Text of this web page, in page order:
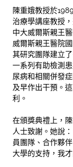
陳重娥教授於
治療學講座教授
中大威爾斯親王
威爾斯親王醫院
其研究團隊建立
一系列有助檢測
尿病和相關併發
及早作出干預。
利。
在頒獎典禮上，
人士致謝。她說
員團隊、合作夥
大學的支持，我